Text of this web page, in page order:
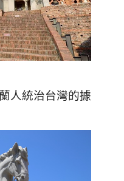
人統治台灣的據